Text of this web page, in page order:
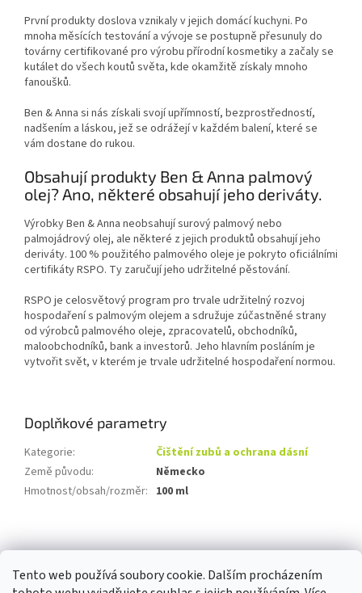
Tento web používá soubory cookie. Dalším procházením
První produkty doslova vznikaly v jejich domácí kuchyni. Po
mnoha měsících testování a vývoje se postupně přesunuly do
továrny certifikované pro výrobu přírodní kosmetiky a začaly se
kutálet do všech koutů světa, kde okamžitě získaly mnoho
fanoušků.
Ben & Anna si nás získali svojí upřímností, bezprostředností,
nadšením a láskou, jež se odrážejí v každém balení, které se
vám dostane do rukou.
Obsahují produkty Ben & Anna palmový
olej? Ano, některé obsahují jeho deriváty.
Výrobky Ben & Anna neobsahují surový palmový nebo
palmojádrový olej, ale některé z jejich produktů obsahují jeho
deriváty. 100 % použitého palmového oleje je pokryto oficiálními
certifikáty RSPO. Ty zaručují jeho udržitelné pěstování.
RSPO je celosvětový program pro trvale udržitelný rozvoj
hospodaření s palmovým olejem a sdružuje zúčastněné strany
od výrobců palmového oleje, zpracovatelů, obchodníků,
maloobchodníků, bank a investorů. Jeho hlavním posláním je
vytvořit svět, v kterém je trvale udržitelné hospodaření normou.
Doplňkové parametry
Kategorie:
Čištění zubů a ochrana dásní
Země původu:
Německo
Hmotnost/obsah/rozměr: 100 ml
á